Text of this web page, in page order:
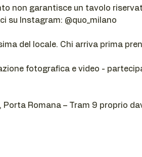
non garantisce un tavolo
su Instagram: @quo_milano
del locale. Chi arriva prima
fotografica e video -
Porta Romana – Tram 9 proprio